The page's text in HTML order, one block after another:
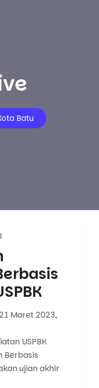
Batu
Maret 2023,
USPBK
Berbasis
ujian akhir